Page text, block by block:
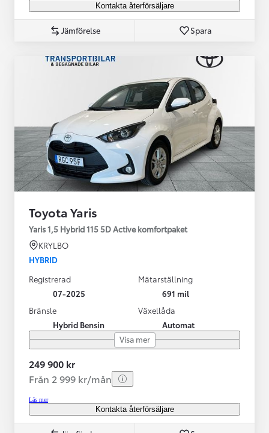
Kontakta återförsäljare
Jämförelse Spara
Toyota Yaris
Yaris 1,5 Hybrid 115 5D Active komfortpaket
KRYLBO
HYBRID
Registrerad
07-2025
Mätarställning
691 mil
Bränsle
Hybrid Bensin
Växellåda
Automat
Visa mer
249 900 kr
Från 2 999 kr/mån
Läs mer
Kontakta återförsäljare